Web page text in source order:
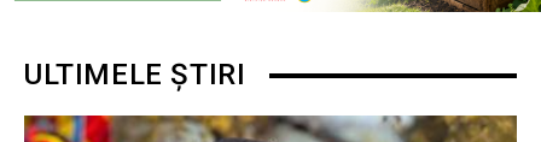
ULTIMELE ȘTIRI